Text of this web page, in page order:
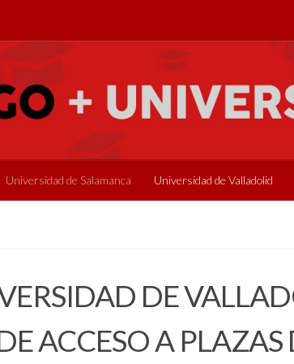
Universidad de Salamanca Universidad de Valladolid
DE
ACCESO A PLAZAS